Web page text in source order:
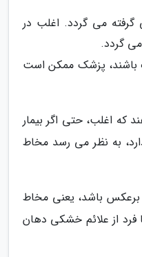
گرفته می گردد. اغلب در
گردد.
باشند، پزشک ممکن است
که اغلب، حتی اگر بیمار
به نظر می رسد مخاط
باشد، یعنی مخاط
از علائم خشکی دهان